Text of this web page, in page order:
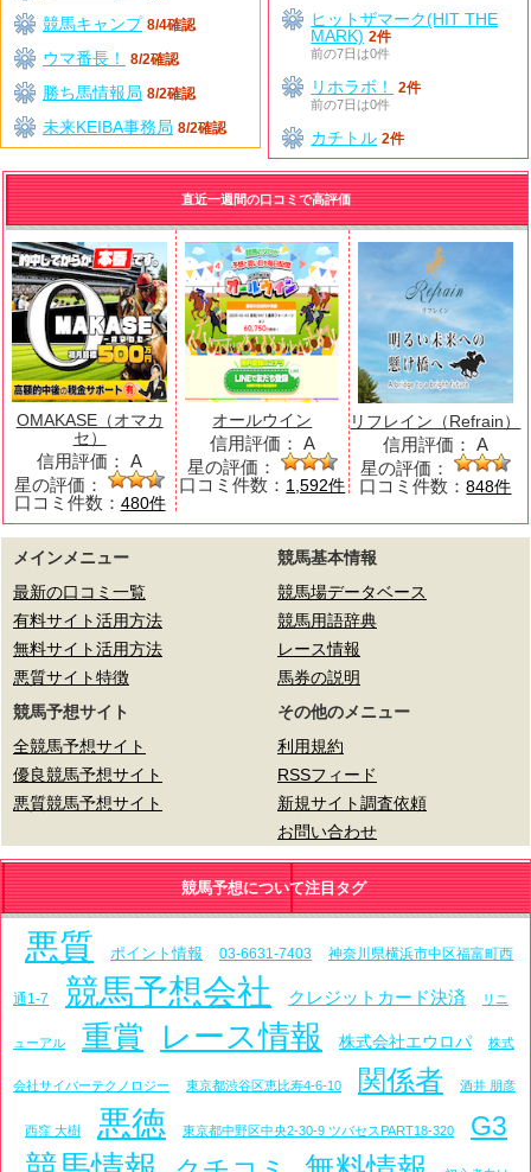
ヒットザマーク(HIT THE
MARK) 2件
前の7日は0件
リホラボ！
2件
前の7日は0件
カチトル 2件
競馬キャンプ 8/4確認
ウマ番長！ 8/2確認
勝ち馬情報局 8/2確認
未来KEIBA事務局 8/2確認
直近一週間の口コミで高評価
OMAKASE（オマカ
セ）
信用評価： A
星の評価：
口コミ件数： 480件
オールウイン
信用評価： A
星の評価：
口コミ件数： 1,592件
リフレイン（Refrain）
信用評価： A
星の評価：
口コミ件数：848件
メインメニュー
最新の口コミ一覧
有料サイト活用方法
無料サイト活用方法
悪質サイト特徴
競馬基本情報
競馬場データベース
競馬用語辞典
レース情報
馬券の説明
競馬予想サイト
全競馬予想サイト
優良競馬予想サイト
悪質競馬予想サイト
その他のメニュー
利用規約
RSSフィード
新規サイト調査依頼
お問い合わせ
競馬予想について注目タグ
悪質 ポイント情報 03-6631-7403 神奈川県横浜市中区福富町西
通1-7 競馬予想会社 クレジットカード決済 リニ
ューアル 重賞 レース情報 株式会社エウロパ 株式
会社サイバーテクノロジー 東京都渋谷区恵比寿4-6-10 関係者 酒井 朋彦
西窪 大樹 悪徳 東京都中野区中央2-30-9 ツバセスPART18-320 G3